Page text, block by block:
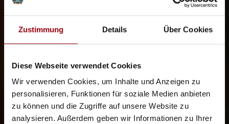
Zustimmung Details Über Cookies
Diese Webseite verwendet Cookies
Wir verwenden Cookies, um Inhalte und Anzeigen zu
personalisieren, Funktionen für soziale Medien anbieten
zu können und die Zugriffe auf unsere Website zu
analysieren. Außerdem geben wir Informationen zu Ihrer